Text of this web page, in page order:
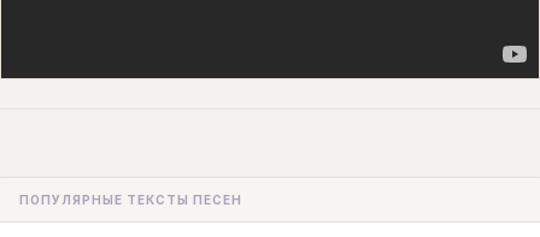
ПОПУЛЯРНЫЕ ТЕКСТЫ ПЕСЕН